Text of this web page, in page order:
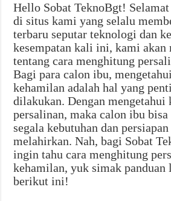
Hello Sobat TeknoBgt!
di situs kami yang selalu
terbaru seputar teknologi dan
kesempatan kali ini, kami akan
tentang cara menghitung
Bagi para calon ibu,
kehamilan adalah hal yang
dilakukan. Dengan mengetahui
persalinan, maka calon ibu
segala kebutuhan dan
melahirkan. Nah, bagi Sobat
ingin tahu cara menghitung
kehamilan, yuk simak panduan
berikut ini!